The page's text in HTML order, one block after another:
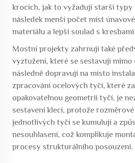
krocích, jak to vyžadují starší typy
následek menší počet míst
materiálu a lepší soulad s
Mostní projekty zahrnují také
vyztužení, které se sestavují mimo
následně dopravují na místo
zpracování ocelových tyčí, které
opakovatelnou geometrii tyčí, je
sestavení klecí, protože
jednotlivých tyčí se kumulují a
nesouhlasení, což komplikuje
procesy strukturálního posouzení.